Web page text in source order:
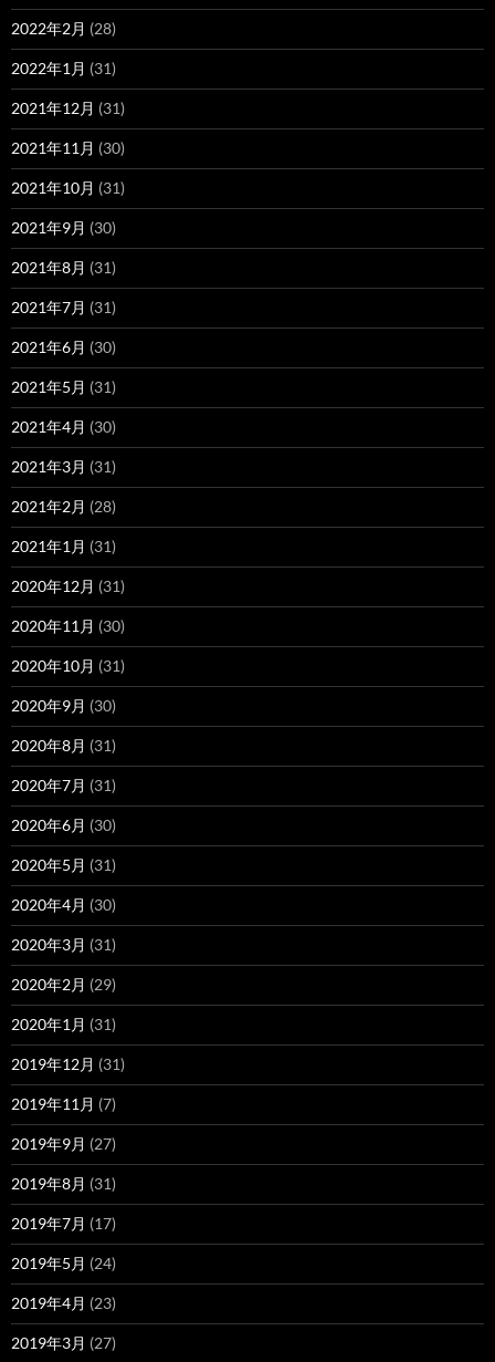
2022年2月 (28)
2022年1月 (31)
2021年12月 (31)
2021年11月 (30)
2021年10月 (31)
2021年9月 (30)
2021年8月 (31)
2021年7月 (31)
2021年6月 (30)
2021年5月 (31)
2021年4月 (30)
2021年3月 (31)
2021年2月 (28)
2021年1月 (31)
2020年12月 (31)
2020年11月 (30)
2020年10月 (31)
2020年9月 (30)
2020年8月 (31)
2020年7月 (31)
2020年6月 (30)
2020年5月 (31)
2020年4月 (30)
2020年3月 (31)
2020年2月 (29)
2020年1月 (31)
2019年12月 (31)
2019年11月 (7)
2019年9月 (27)
2019年8月 (31)
2019年7月 (17)
2019年5月 (24)
2019年4月 (23)
2019年3月 (27)